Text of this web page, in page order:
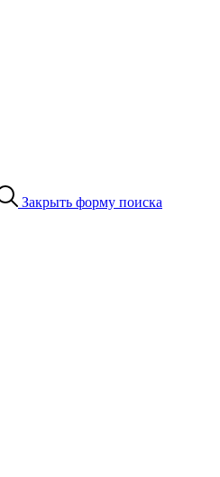
Закрыть форму поиска